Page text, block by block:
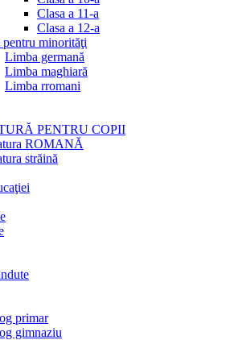
Clasa a 11-a
Clasa a 12-a
pentru minorităţi
Limba germană
Limba maghiară
Limba rromani
PENTRU COPII
ROMANĂ
străină
primar
gimnaziu